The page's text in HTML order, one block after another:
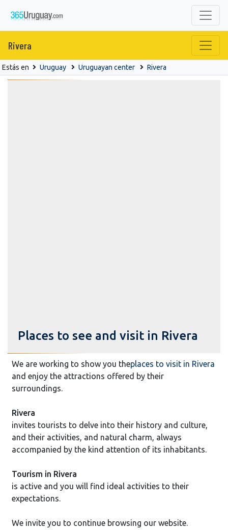
Rivera
Estás en Uruguay Uruguayan center Rivera
Places to see and visit in Rivera
We are working to show you theplaces to visit in Rivera
and enjoy the attractions offered by their
surroundings.
Rivera
invites tourists to delve into their history and culture,
and their activities, and natural charm, always
accompanied by the kind attention of its inhabitants.
Tourism in Rivera
is active and you will find ideal activities to their
expectations.
We invite you to continue browsing our website.